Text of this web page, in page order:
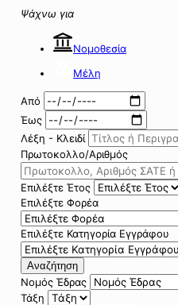
Ψάχνω για
Νομοθεσία
Μέλη
Από
Έως
Λέξη - Κλειδί
Πρωτοκολλο/Αριθμός
Επιλέξτε Έτος
Επιλέξτε Φορέα
Επιλέξτε Κατηγορία Εγγράφου
Αναζήτηση
Νομός Έδρας
Τάξη